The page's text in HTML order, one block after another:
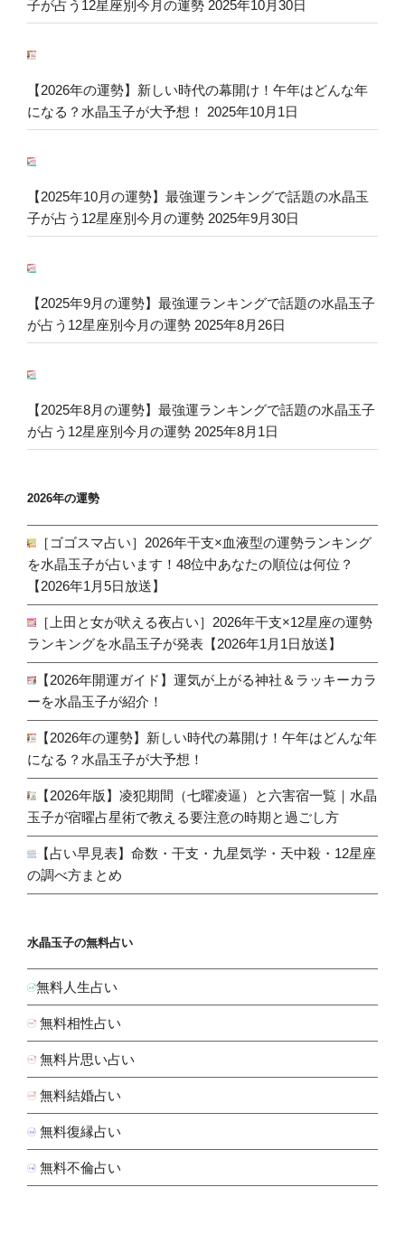
子が占う12星座別今月の運勢 2025年10月30日
【2026年の運勢】新しい時代の幕開け！午年はどんな年
になる？水晶玉子が大予想！
2025年10月1日
【2025年10月の運勢】最強運ランキングで話題の水晶玉
子が占う12星座別今月の運勢 2025年9月30日
【2025年9月の運勢】最強運ランキングで話題の水晶玉子
が占う12星座別今月の運勢 2025年8月26日
【2025年8月の運勢】最強運ランキングで話題の水晶玉子
が占う12星座別今月の運勢 2025年8月1日
2026年の運勢
［ゴゴスマ占い］2026年干支×血液型の運勢ランキング
を水晶玉子が占います！48位中あなたの順位は何位？
【2026年1月5日放送】
［上田と女が吠える夜占い］2026年干支×12星座の運勢
ランキングを水晶玉子が発表【2026年1月1日放送】
【2026年開運ガイド】運気が上がる神社＆ラッキーカラ
ーを水晶玉子が紹介！
【2026年の運勢】新しい時代の幕開け！午年はどんな年
になる？水晶玉子が大予想！
【2026年版】凌犯期間（七曜凌逼）と六害宿一覧｜水晶
玉子が宿曜占星術で教える要注意の時期と過ごし方
【占い早見表】命数・干支・九星気学・天中殺・12星座
の調べ方まとめ
水晶玉子の無料占い
無料人生占い
無料相性占い
無料片思い占い
無料結婚占い
無料復縁占い
無料不倫占い